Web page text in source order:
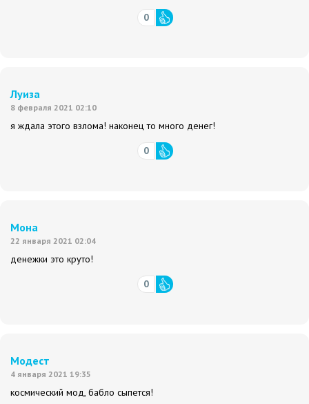
0
Луиза
8 февраля 2021 02:10
я ждала этого взлома! наконец то много денег!
0
Мона
22 января 2021 02:04
денежки это круто!
0
Модест
4 января 2021 19:35
космический мод, бабло сыпется!